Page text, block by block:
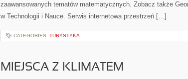
zaawansowanych tematów matematycznych. Zobacz także
w Technologii i Nauce. Serwis internetowa przestrzeń […]
CATEGORIES: TURYSTYKA
MIEJSCA Z KLIMATEM